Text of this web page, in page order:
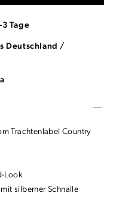
Tage
Deutschland /
Trachtenlabel Country
Look
silberner Schnalle